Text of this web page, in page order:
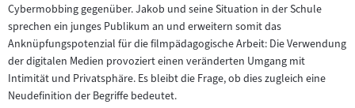
Cybermobbing gegenüber. Jakob und seine Situation in der Schule
sprechen ein junges Publikum an und erweitern somit das
Anknüpfungspotenzial für die filmpädagogische Arbeit: Die Verwendung
der digitalen Medien provoziert einen veränderten Umgang mit
Intimität und Privatsphäre. Es bleibt die Frage, ob dies zugleich eine
Neudefinition der Begriffe bedeutet.